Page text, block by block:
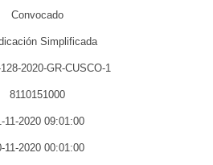
Convocado
Simplificada
2020-GR-CUSCO-1
8110151000
11-2020 09:01:00
11-2020 00:01:00